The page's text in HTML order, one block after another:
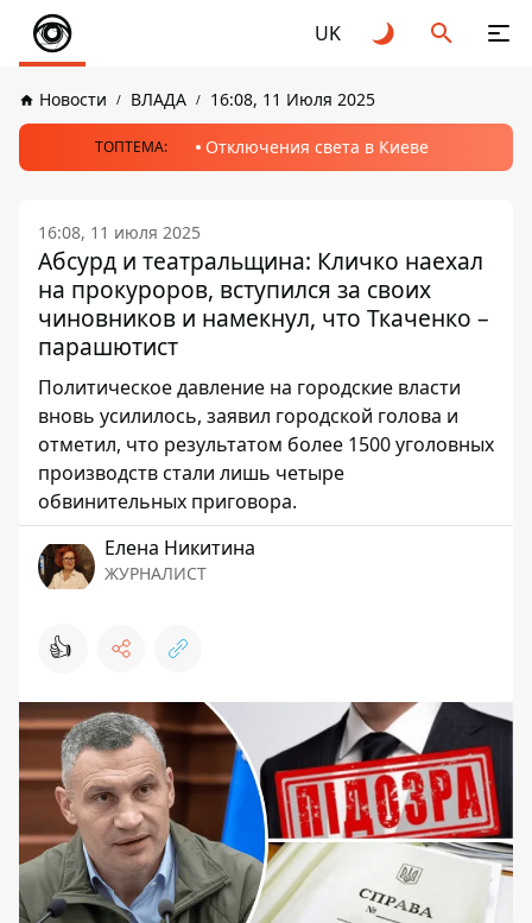
UK
Новости ВЛАДА 16:08, 11 Июля 2025
ТОПТЕМА: Отключения света в Киеве
16:08, 11 июля 2025
Абсурд и театральщина: Кличко наехал
на прокуроров, вступился за своих
чиновников и намекнул, что Ткаченко –
парашютист
Политическое давление на городские власти
вновь усилилось, заявил городской голова и
отметил, что результатом более 1500 уголовных
производств стали лишь четыре
обвинительных приговора.
Елена Никитина
ЖУРНАЛИСТ
👍